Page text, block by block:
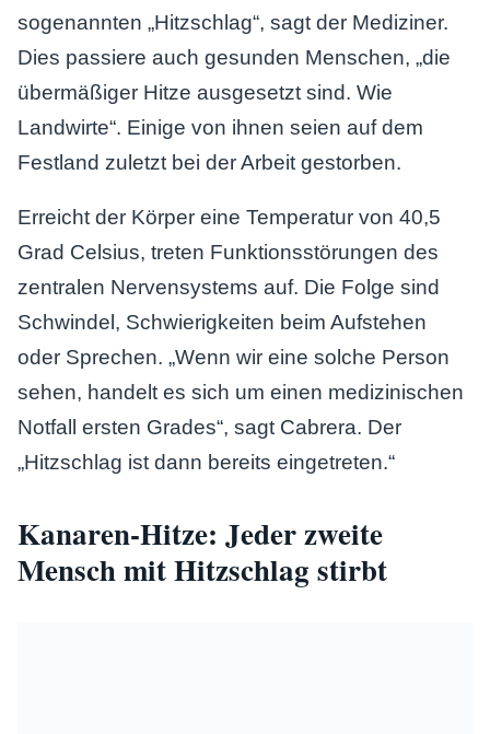
sogenannten „Hitzschlag“, sagt der Mediziner.
Dies passiere auch gesunden Menschen, „die
übermäßiger Hitze ausgesetzt sind. Wie
Landwirte“. Einige von ihnen seien auf dem
Festland zuletzt bei der Arbeit gestorben.
Erreicht der Körper eine Temperatur von 40,5
Grad Celsius, treten Funktionsstörungen des
zentralen Nervensystems auf. Die Folge sind
Schwindel, Schwierigkeiten beim Aufstehen
oder Sprechen. „Wenn wir eine solche Person
sehen, handelt es sich um einen medizinischen
Notfall ersten Grades“, sagt Cabrera. Der
„Hitzschlag ist dann bereits eingetreten.“
Kanaren-Hitze: Jeder zweite
Mensch mit Hitzschlag stirbt